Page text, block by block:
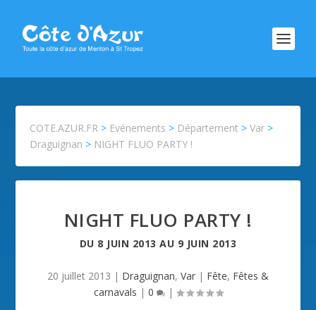
COTE.AZUR.FR > Evénements > Département >Var >
Draguignan > NIGHT FLUO PARTY !
NIGHT FLUO PARTY !
DU 8 JUIN 2013 AU 9 JUIN 2013
20 juillet 2013 | Draguignan, Var | Fête, Fêtes &
carnavals | 0 |